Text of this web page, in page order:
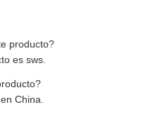
producto?
es sws.
China.